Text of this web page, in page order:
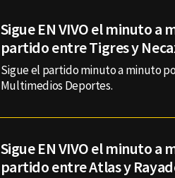
Sigue EN VIVO el minuto a
partido entre Tigres y
Sigue el partido minuto a minuto
Multimedios Deportes.
Sigue EN VIVO el minuto a
partido entre Atlas y